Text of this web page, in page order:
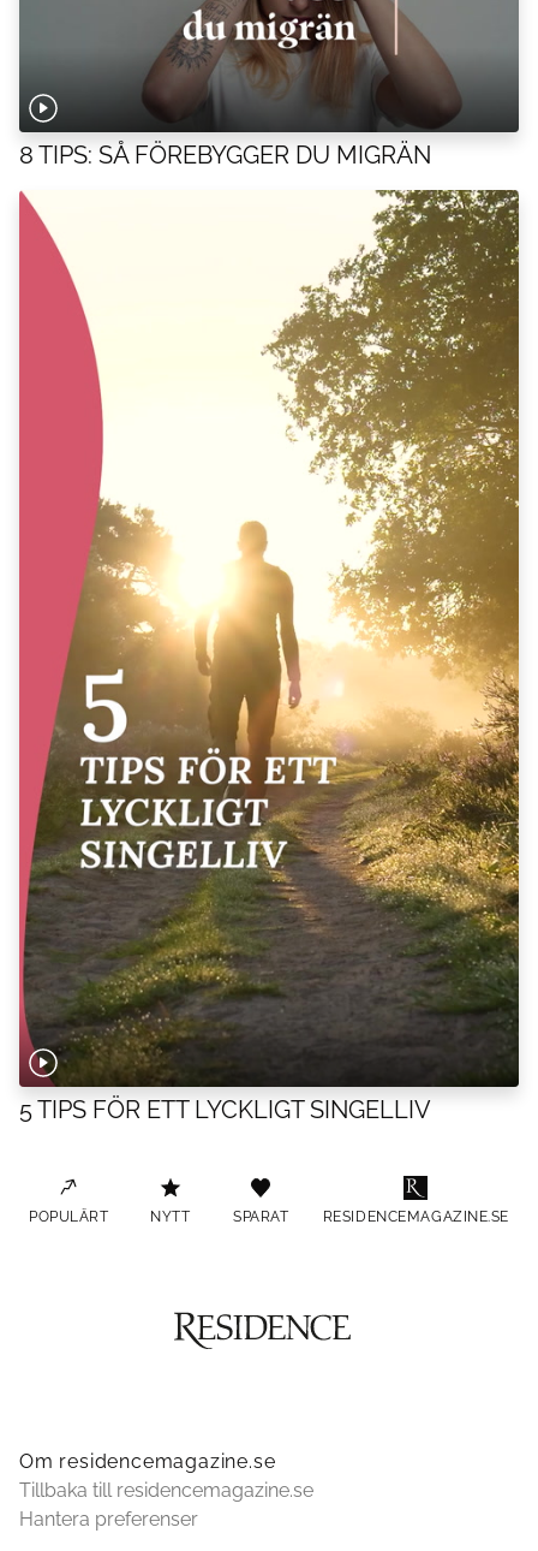
8 TIPS: SÅ FÖREBYGGER DU MIGRÄN
5 TIPS FÖR ETT LYCKLIGT SINGELLIV
POPULÄRT NYTT SPARAT RESIDENCEMAGAZINE.SE
Om residencemagazine.se
Tillbaka till residencemagazine.se
Hantera preferenser